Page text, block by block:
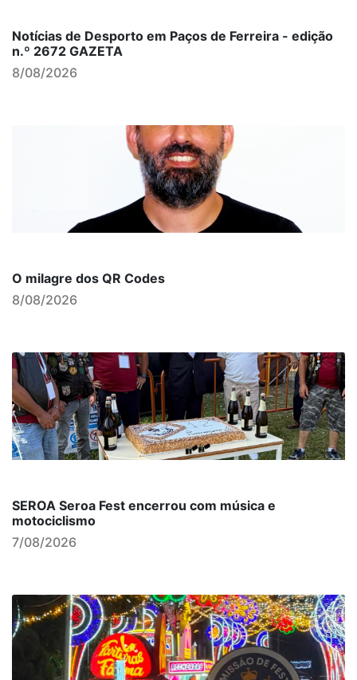
Notícias de Desporto em Paços de Ferreira - edição
n.º 2672 GAZETA
8/08/2026
O milagre dos QR Codes
8/08/2026
SEROA Seroa Fest encerrou com música e
motociclismo
7/08/2026